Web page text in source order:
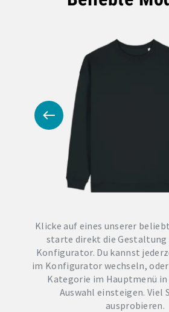
Klicke auf eines unserer
starte direkt die Gestaltung
Konfigurator. Du kannst
im Konfigurator wechseln,
Kategorie im Hauptmenü
Auswahl einsteigen. Viel
ausprobieren.